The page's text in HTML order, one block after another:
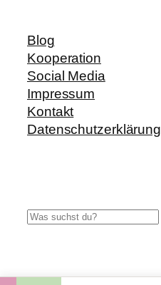
Blog
Kooperation
Social Media
Impressum
Kontakt
Datenschutzerklärung
Suchen